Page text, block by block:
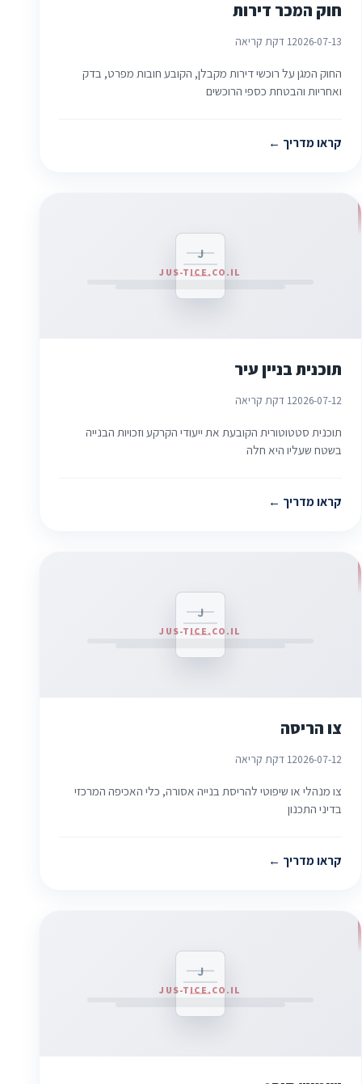
חוק המכר דירות
2026-07-131 דקת קריאה
החוק המגן על רוכשי דירות מקבלן, הקובע חובות מפרט, בדק
ואחריות והבטחת כספי הרוכשים
קראו מדריך
J
JUS-TICE.CO.IL
תוכנית בניין עיר
2026-07-121 דקת קריאה
תוכנית סטטוטורית הקובעת את ייעודי הקרקע וזכויות הבנייה
בשטח שעליו היא חלה
קראו מדריך
J
JUS-TICE.CO.IL
צו הריסה
2026-07-121 דקת קריאה
צו מנהלי או שיפוטי להריסת בנייה אסורה, כלי האכיפה המרכזי
בדיני התכנון
קראו מדריך
J
JUS-TICE.CO.IL